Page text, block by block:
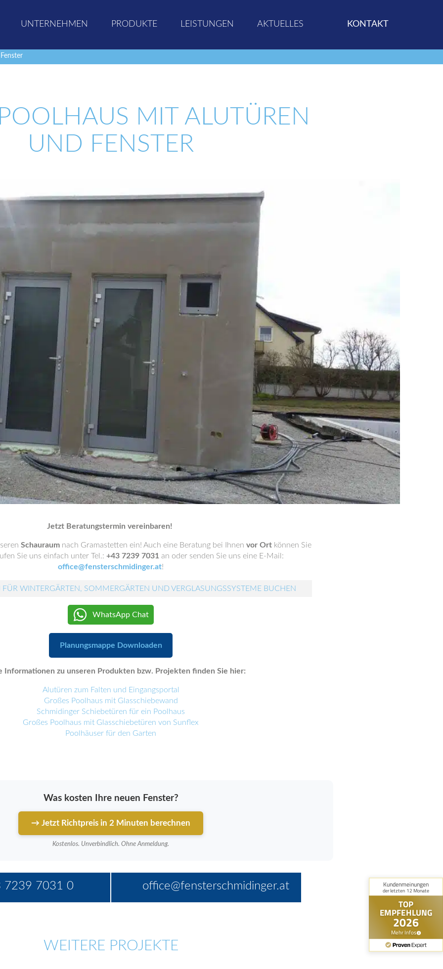
UNTERNEHMEN PRODUKTE LEISTUNGEN AKTUELLES KONTAKT
MIT ALUTÜREN
UND FENSTER
Jetzt Beratungstermin vereinbaren!
Schauraumnach Gramastetten ein! Auch eine Beratung bei Ihnen vor Ortkönnen Sie
Sie uns einfach unter Tel.: +43 7239 7031 an oder senden Sie uns eine E-Mail:
office@fensterschmidinger.at!
FÜR WINTERGÄRTEN, SOMMERGÄRTEN UND VERGLASUNGSSYSTEME BUCHEN
WhatsApp Chat
Planungsmappe Downloaden
Informationen zu unseren Produkten bzw. Projekten finden Sie hier:
Alutüren zum Falten und Eingangsportal
Großes Poolhaus mit Glasschiebewand
Schmidinger Schiebetüren für ein Poolhaus
Großes Poolhaus mit Glasschiebetüren von Sunflex
Poolhäuser für den Garten
Was kosten Ihre neuen Fenster?
→ Jetzt Richtpreis in 2 Minuten berechnen
Kostenlos. Unverbindlich. Ohne Anmeldung.
7239 7031 0 office@fensterschmidinger.at
WEITERE PROJEKTE